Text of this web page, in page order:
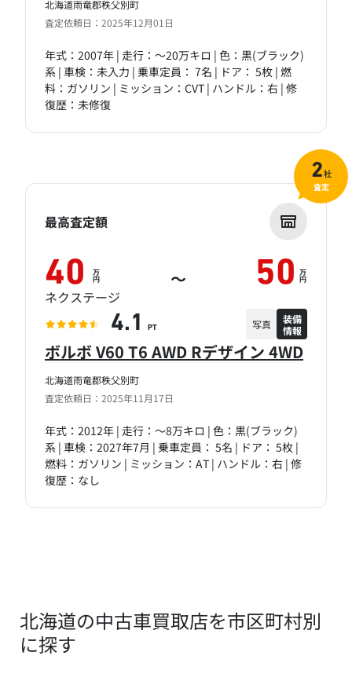
北海道雨竜郡秩父別町
査定依頼日：2025年12月01日
年式：2007年 | 走行：～20万キロ | 色：黒(ブラック)
系 | 車検：未入力 | 乗車定員： 7名 | ドア： 5枚 | 燃
料：ガソリン | ミッション：CVT | ハンドル：右 | 修
復歴：未修復
北海道雨竜郡秩父別町
査定依頼日：2025年11月17日
ボルボ V60 T6 AWD Rデザイン 4WD
年式：2012年 | 走行：～8万キロ | 色：黒(ブラック)
系 | 車検：2027年7月 | 乗車定員： 5名 | ドア： 5枚 |
燃料：ガソリン | ミッション：AT | ハンドル：右 | 修
復歴：なし
最高査定額
40 万
円 ～ 50 万
円
ネクステージ
4.1 PT 写真
装備
情報
2社
査定
北海道の中古車買取店を市区町村別
に探す